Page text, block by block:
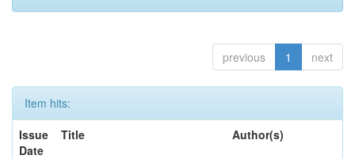
previous 1 next
Item hits:
Issue
Date
Title Author(s)